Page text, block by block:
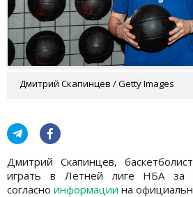
Дмитрий Скапинцев / Getty Images
Дмитрий Скапинцев,
играть в Летней лиге НБА за
согласно информации на